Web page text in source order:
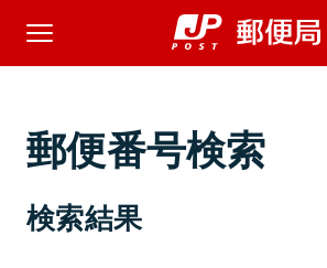
郵便番号検索
検索結果